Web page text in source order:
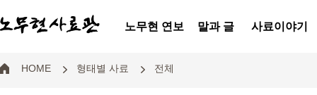
노무현 연보 말과 글 사료이야기
HOME 형태별 사료 전체